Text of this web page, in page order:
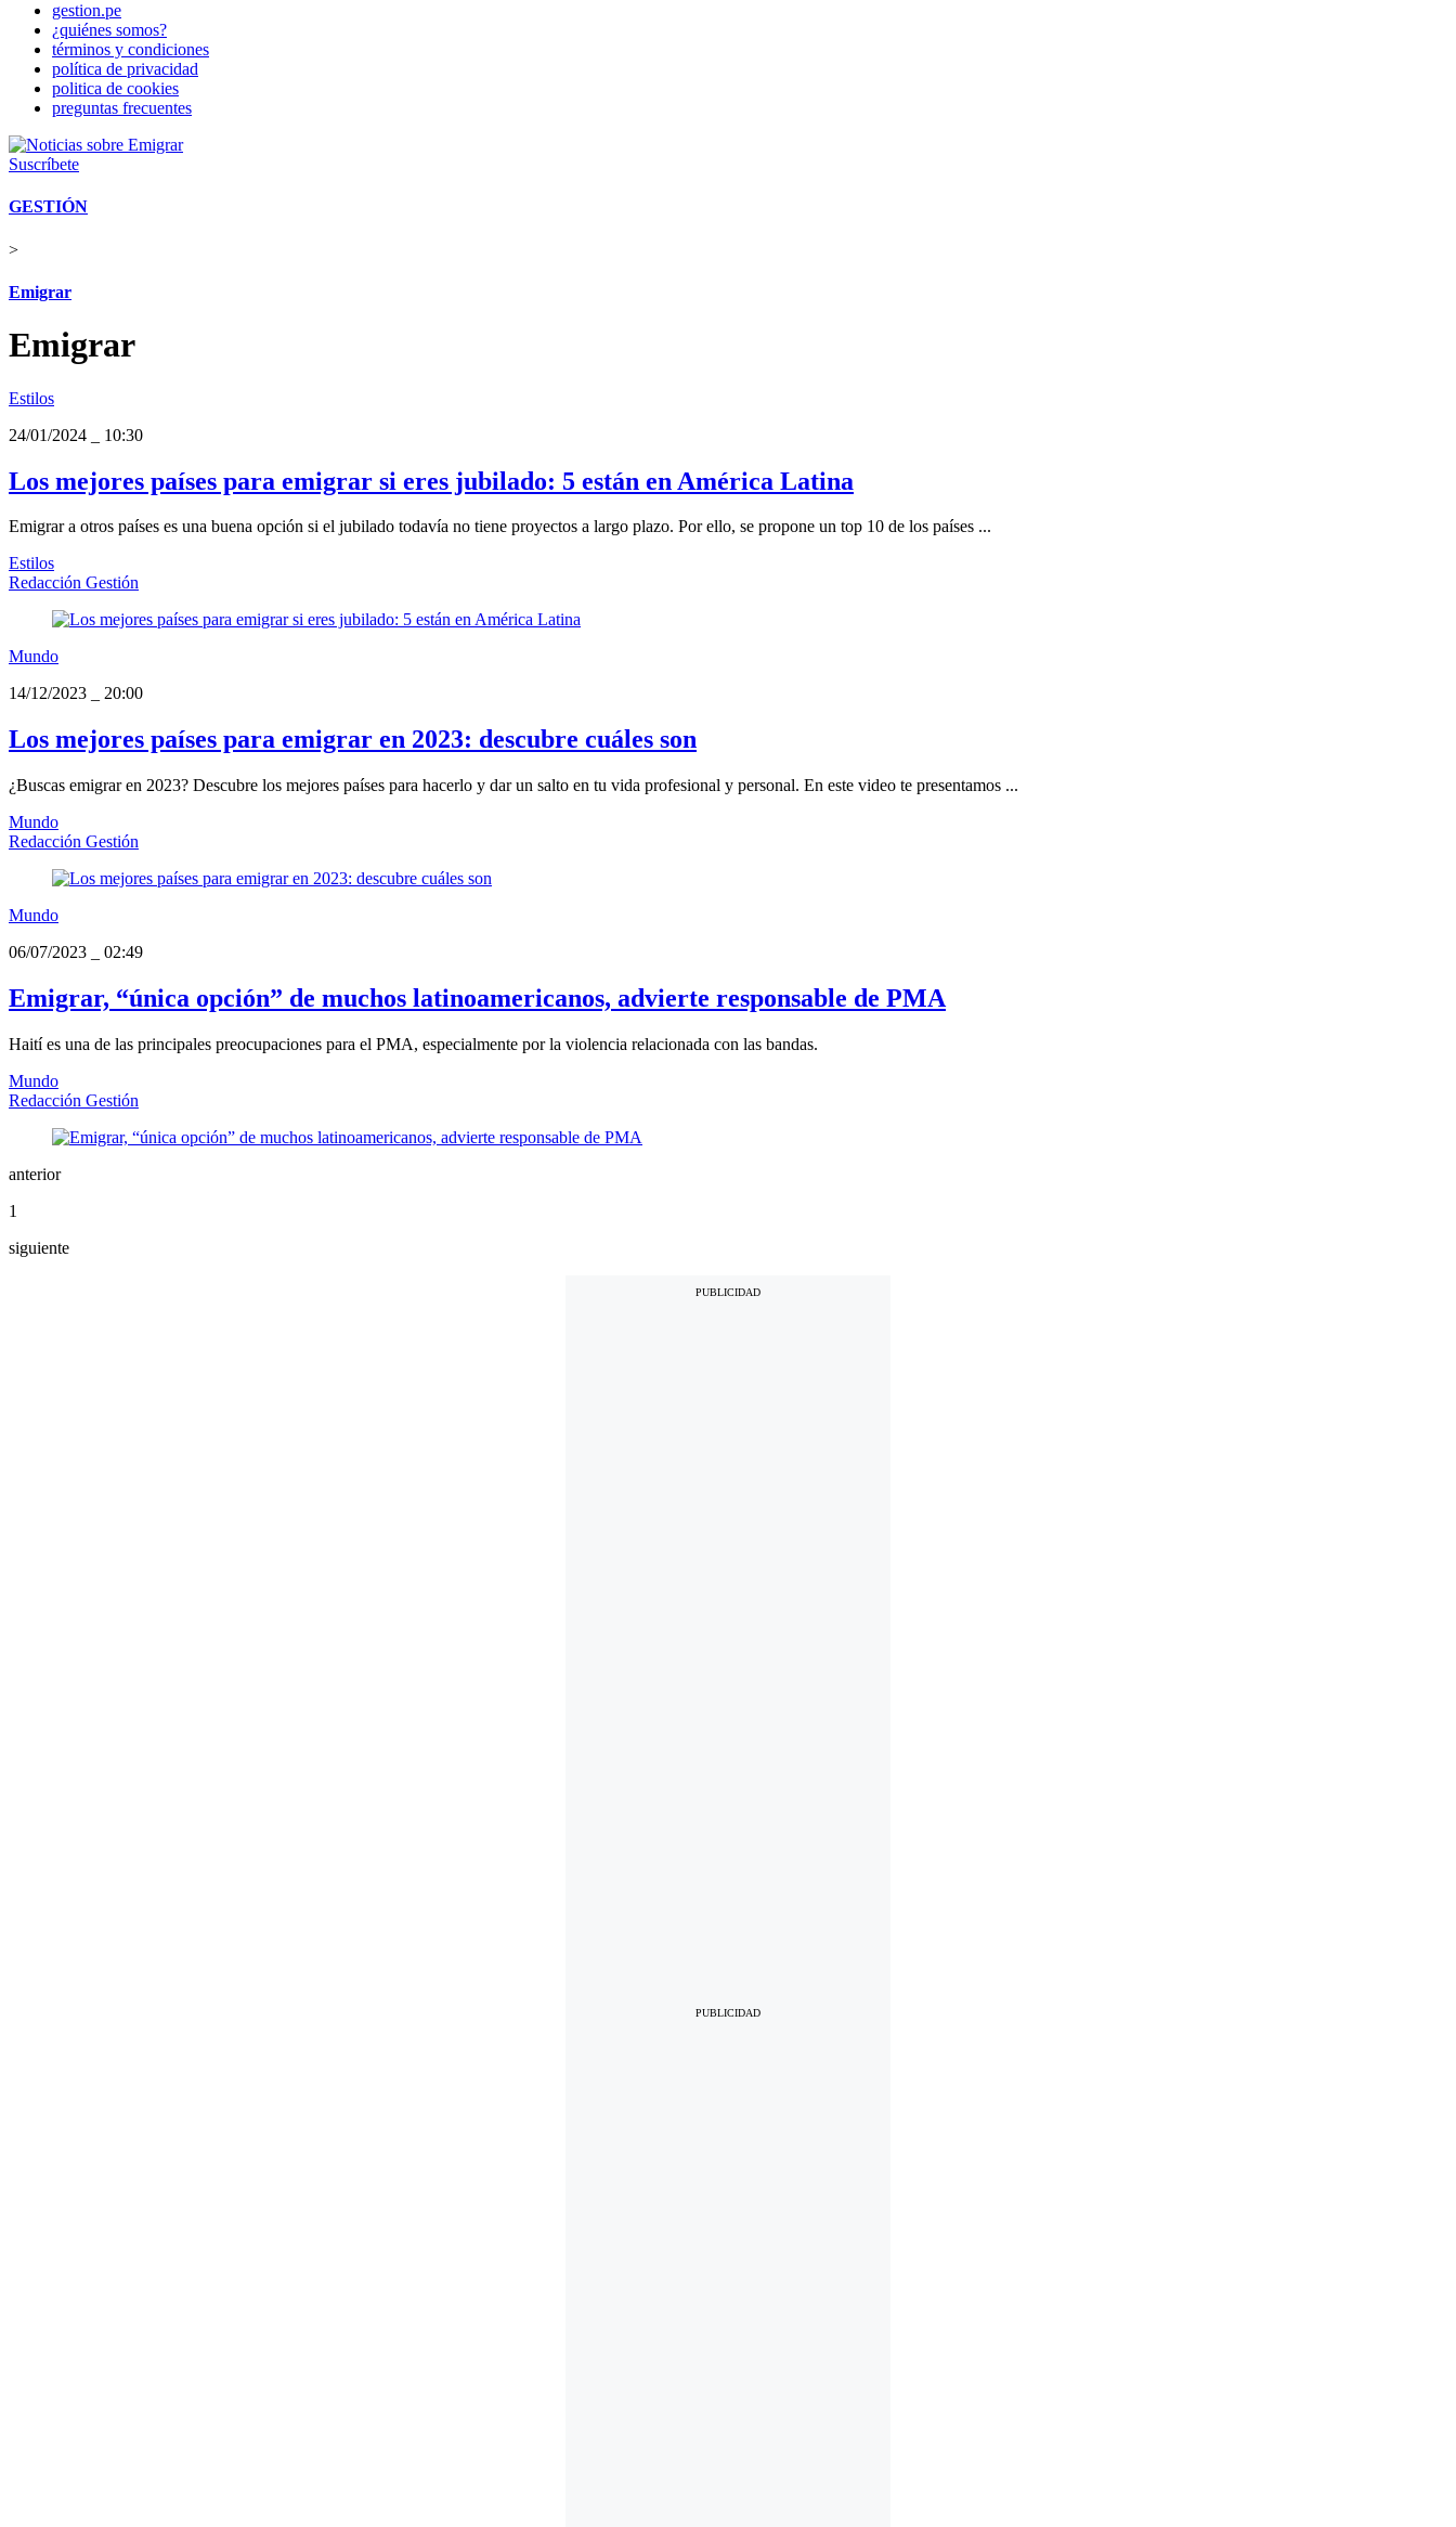
gestion.pe
¿quiénes somos?
términos y condiciones
política de privacidad
politica de cookies
preguntas frecuentes
Suscríbete
GESTIÓN
>
Emigrar
Emigrar
Estilos
24/01/2024
10:30
Los mejores países para emigrar si eres jubilado: 5 están en América Latina
Emigrar a otros países es una buena opción si el jubilado todavía no tiene proyectos a largo plazo. Por ello, se propone un top 10 de los países ...
Estilos
Redacción Gestión
Mundo
14/12/2023
20:00
Los mejores países para emigrar en 2023: descubre cuáles son
¿Buscas emigrar en 2023? Descubre los mejores países para hacerlo y dar un salto en tu vida profesional y personal. En este video te presentamos ...
Mundo
Redacción Gestión
Mundo
06/07/2023
02:49
Emigrar, “única opción” de muchos latinoamericanos, advierte responsable de PMA
Haití es una de las principales preocupaciones para el PMA, especialmente por la violencia relacionada con las bandas.
Mundo
Redacción Gestión
anterior
1
siguiente